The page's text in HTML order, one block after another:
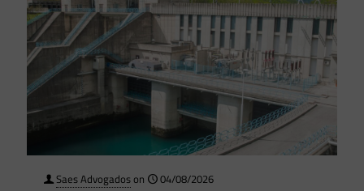
Saes Advogadoson
04/08/2026